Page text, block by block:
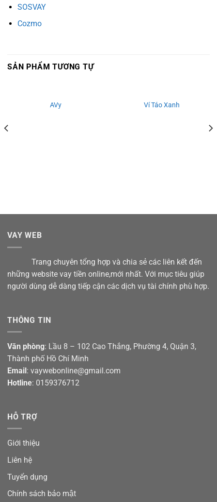
SOSVAY
Cozmo
SẢN PHẨM TƯƠNG TỰ
AVy Ví Táo Xanh
VAY WEB
Trang chuyên tổng hợp và chia sẻ các liên kết đến
những website vay tiền online,mới nhất. Với mục tiêu giúp
người dùng dễ dàng tiếp cận các dịch vụ tài chính phù hợp.
THÔNG TIN
Văn phòng: Lầu 8 – 102 Cao Thắng, Phường 4, Quận 3,
Thành phố Hồ Chí Minh
Email: vaywebonline@gmail.com
Hotline: 0159376712
HỖ TRỢ
Giới thiệu
Liên hệ
Tuyển dụng
Chính sách bảo mật